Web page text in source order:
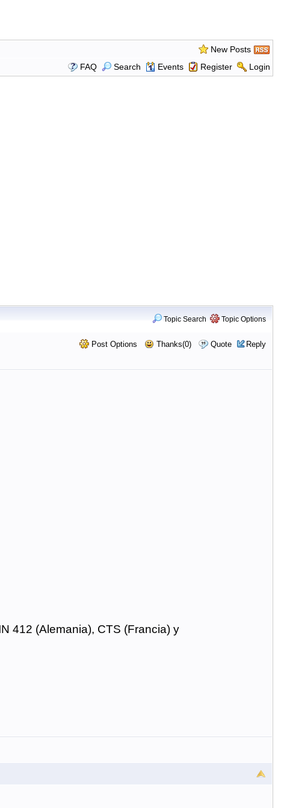
New Posts
FAQ
Search Events Register Login
Topic Search Topic Options
Post Options Thanks(0) Quote Reply
412 (Alemania), CTS (Francia) y